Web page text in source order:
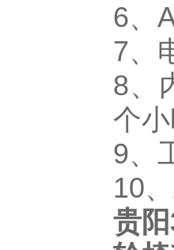
6、
7、
8、
个
9、
10
贵